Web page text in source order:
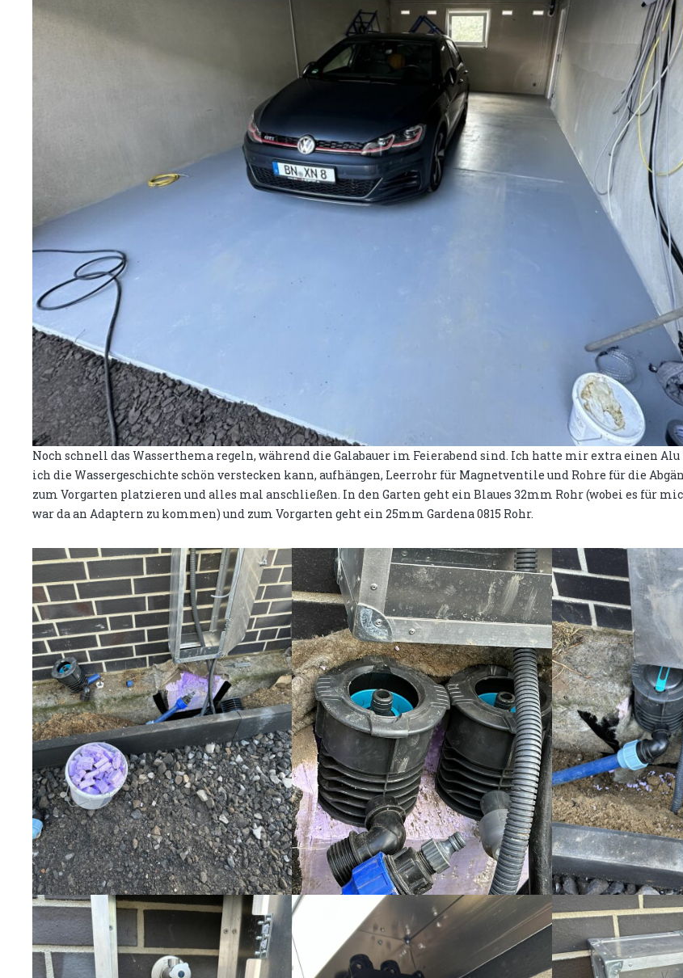
Noch schnell das Wasserthema regeln, während die Galabauer im Feierabend sind. Ich hatte mir extra einen
ich die Wassergeschichte schön verstecken kann, aufhängen, Leerrohr für Magnetventile und Rohre für die
zum Vorgarten platzieren und alles mal anschließen. In den Garten geht ein Blaues 32mm Rohr (wobei es für
war da an Adaptern zu kommen) und zum Vorgarten geht ein 25mm Gardena 0815 Rohr.